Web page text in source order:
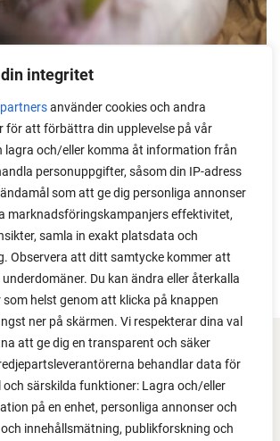
integritet
använder cookies och andra
för att förbättra din upplevelse på vår
lagra och/eller komma åt information från
personuppgifter, såsom din IP-adress
som att ge dig personliga annonser
marknadsföringskampanjers effektivitet,
samla in exakt platsdata och
Observera att ditt samtycke kommer att
Du kan ändra eller återkalla
helst genom att klicka på knappen
ner på skärmen. Vi respekterar dina val
att ge dig en transparent och säker
behandlar data för
särskilda funktioner: Lagra och/eller
på en enhet, personliga annonser och
innehållsmätning, publikforskning och
Sättvitlök 'PRECOSEM'
2 st
kr88
kr88
FÖRKÖP NU
FACEBOOK
YOUTUBE